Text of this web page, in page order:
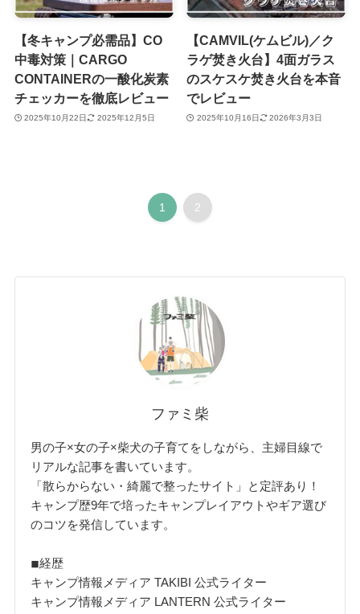
【冬キャンプ必需品】CO
中毒対策｜CARGO
CONTAINERの一酸化炭素
チェッカーを徹底レビュー
2025年10月22日 2025年12月5日
【CAMVIL(ケムビル)／ク
ラゲ焚き火台】4面ガラス
のスケスケ焚き火台を本音
でレビュー
2025年10月16日 2026年3月3日
1 2
ファミ柴
男の子×女の子×柴犬の子育てをしながら、主婦目線で
リアルな記事を書いています。
「散らからない・綺麗で整ったサイト」と定評あり！
キャンプ歴9年で培ったキャンプレイアウトやギア選び
のコツを発信しています。
◾︎経歴
キャンプ情報メディア TAKIBI 公式ライター
キャンプ情報メディア LANTERN 公式ライター